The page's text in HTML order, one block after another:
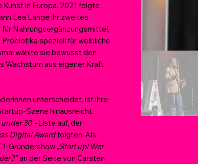
in Europa. 2021 folgte
Lea Lange ihr zweites
für Nahrungsergänzungsmittel,
speziell für weibliche
wählte sie bewusst den
Wachstum aus eigener Kraft
unterscheidet, ist ihre
Szene hinausreicht.
under 30”-Liste auf, der
Digital Awardfolgten. Als
-Gründershow „Start up! Wer
an der Seite von Carsten